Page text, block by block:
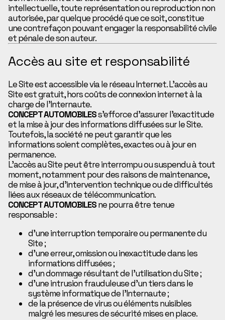
intellectuelle, toute représentation ou reproduction non
autorisée, par quelque procédé que ce soit, constitue
une contrefaçon pouvant engager la responsabilité civile
et pénale de son auteur.
Accès au site et responsabilité
Le Site est accessible via le réseau Internet. L’accès au
Site est gratuit, hors coûts de connexion internet à la
charge de l’Internaute.
CONCEPT AUTOMOBILESs’efforce d’assurer l’exactitude
et la mise à jour des informations diffusées sur le Site.
Toutefois, la société ne peut garantir que les
informations soient complètes, exactes ou à jour en
permanence.
L’accès au Site peut être interrompu ou suspendu à tout
moment, notamment pour des raisons de maintenance,
de mise à jour, d’intervention technique ou de difficultés
liées aux réseaux de télécommunication.
CONCEPT AUTOMOBILESne pourra être tenue
responsable :
d’une interruption temporaire ou permanente du
Site ;
d’une erreur, omission ou inexactitude dans les
informations diffusées ;
d’un dommage résultant de l’utilisation du Site ;
d’une intrusion frauduleuse d’un tiers dans le
système informatique de l’Internaute ;
de la présence de virus ou éléments nuisibles
malgré les mesures de sécurité mises en place.